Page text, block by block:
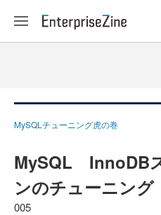
MySQLチューニング虎の巻
MySQL InnoDB
ンのチューニング
005